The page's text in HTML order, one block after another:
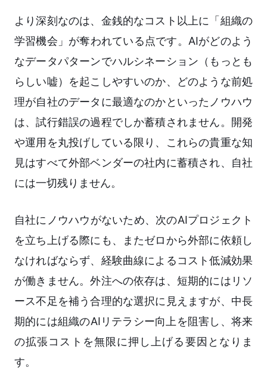
より深刻なのは、金銭的なコスト以上に「組織の
学習機会」が奪われている点です。AIがどのよう
なデータパターンでハルシネーション（もっとも
らしい嘘）を起こしやすいのか、どのような前処
理が自社のデータに最適なのかといったノウハウ
は、試行錯誤の過程でしか蓄積されません。開発
や運用を丸投げしている限り、これらの貴重な知
見はすべて外部ベンダーの社内に蓄積され、自社
には一切残りません。
自社にノウハウがないため、次のAIプロジェクト
を立ち上げる際にも、またゼロから外部に依頼し
なければならず、経験曲線によるコスト低減効果
が働きません。外注への依存は、短期的にはリソ
ース不足を補う合理的な選択に見えますが、中長
期的には組織のAIリテラシー向上を阻害し、将来
の拡張コストを無限に押し上げる要因となりま
す。